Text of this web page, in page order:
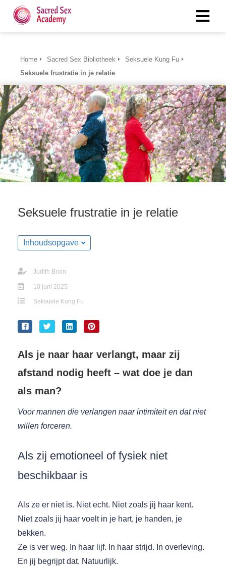
Home Sacred Sex Bibliotheek
Seksuele Kung Fu
Seksuele frustratie in je relatie
Seksuele frustratie in je relatie
Inhoudsopgave
Judith Bruin
10 juni 2025
Seksuele Kung Fu
Als je naar haar verlangt, maar zij
afstand nodig heeft – wat doe je dan
als man?
Voor mannen die verlangen naar intimiteit en dat niet
willen forceren.
Als zij emotioneel of fysiek niet
beschikbaar is
Als ze er niet is. Niet echt. Niet zoals jij haar kent.
Niet zoals jij haar voelt in je hart, je handen, je
bekken.
Ze is ver weg. In haar lijf. In haar strijd. In overleving.
En jij begrijpt dat. Natuurlijk.